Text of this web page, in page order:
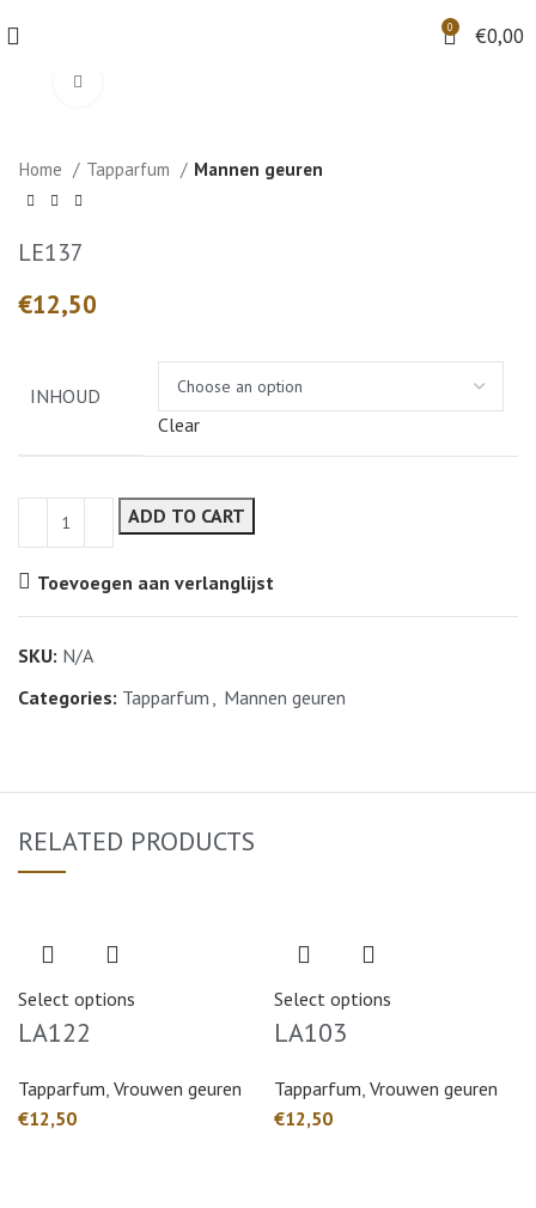
0 €0,00
Home Tapparfum Mannen geuren
LE137
€
INHOUD
Clear
ADD TO CART
Toevoegen aan verlanglijst
SKU: N/A
Categories: Tapparfum , Mannen geuren
RELATED PRODUCTS
Select options
LA122
Tapparfum, Vrouwen geuren
€
Select options
LA103
Tapparfum, Vrouwen geuren
€